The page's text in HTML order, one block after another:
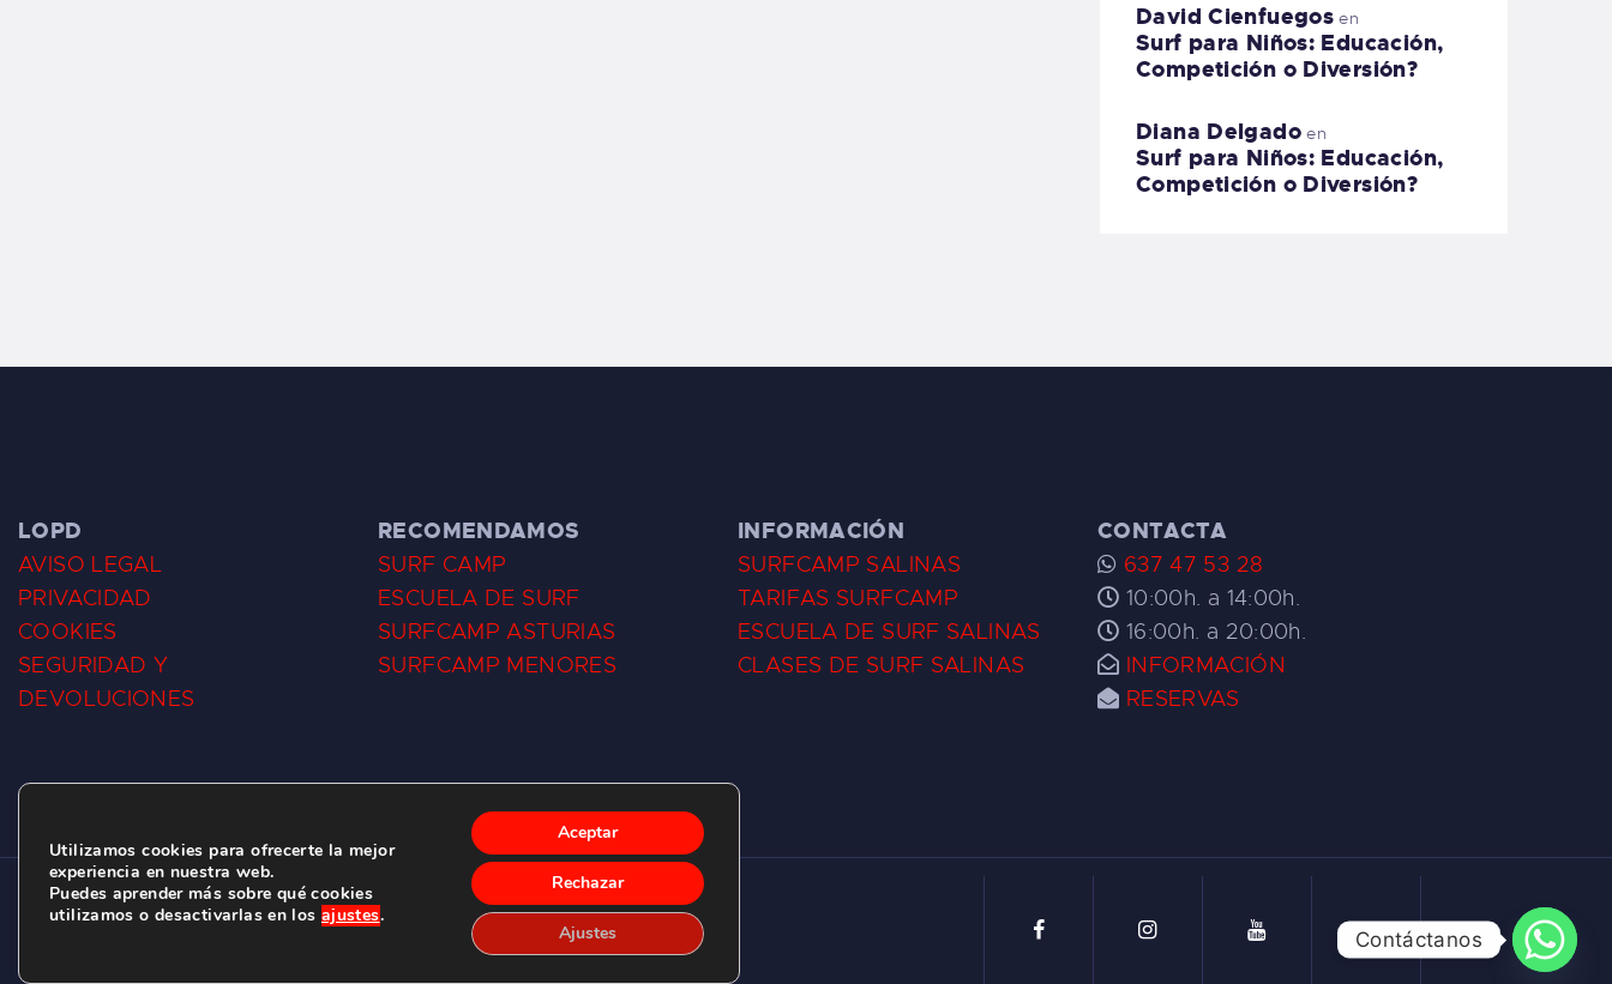
David Cienfuegos en
Surf para Niños: Educación,
Competición o Diversión?
Diana Delgadoen
Surf para Niños: Educación,
Competición o Diversión?
LOPD
AVISO LEGAL
PRIVACIDAD
COOKIES
SEGURIDAD Y
DEVOLUCIONES
RECOMENDAMOS
SURF CAMP
ESCUELA DE SURF
SURFCAMP ASTURIAS
SURFCAMP MENORES
INFORMACIÓN
SURFCAMP SALINAS
TARIFAS SURFCAMP
ESCUELA DE SURF SALINAS
CLASES DE SURF SALINAS
CONTACTA
637 47 53 28
10:00h. a 14:00h.
16:00h. a 20:00h.
INFORMACIÓN
RESERVAS
CLUB DE SURF LAS DUNAS ©2026.
C/ BERNARDO ÁLVAREZ GALAN 1, SALINAS (ASTURIAS)
Utilizamos cookies para ofrecerte la mejor
experiencia en nuestra web.
Puedes aprender más sobre qué cookies
utilizamos o desactivarlas en los ajustes.
Aceptar
Rechazar
Ajustes Contáctanos